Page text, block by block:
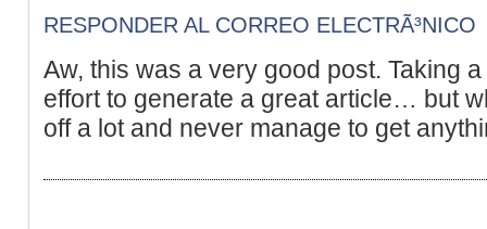
RESPONDER AL CORREO ELECTRÃ³NICO
Aw, this was a very good post. Taking
effort to generate a great article… but
off a lot and never manage to get